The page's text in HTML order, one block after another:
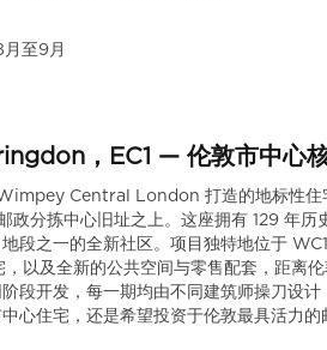
至9月
，EC1 — 伦敦市中心
Central London 打造的地标性
政分拣中心旧址之上。这座拥有 129 年
段之一的全新社区。项目独特地位于
以及全新的公共空间与零售配套，距离
段开发，每一期均由不同建筑师操刀设
心住宅，还是希望投资于伦敦最具活力